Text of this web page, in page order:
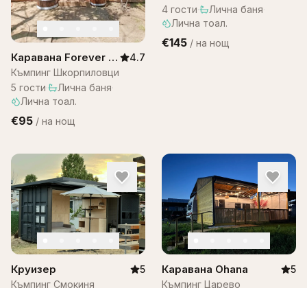
Каравана Forever –
Шкорпиловци
4.7
Къмпинг Шкорпиловци
5 гости· Лична баня·
Лична тоал.
€95 / на нощ
4 гости· Лична баня·
Лична тоал.
€145 / на нощ
Круизер
5
Къмпинг Смокиня
Каравана Ohana
5
Къмпинг Царево